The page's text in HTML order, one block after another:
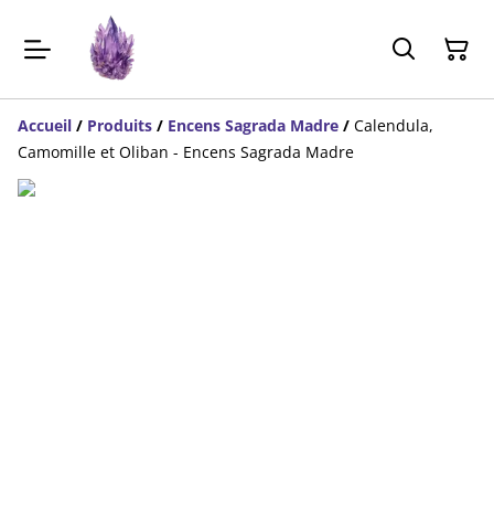
Accueil / Produits / Encens Sagrada Madre / Calendula,
Camomille et Oliban - Encens Sagrada Madre